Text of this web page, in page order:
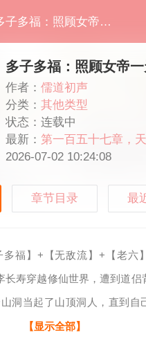
多子多福：照顾女帝一天修为涨一万
作者：儒道初声
分类：其他类型
状态：连载中
最新： 第一百五十七章，
魅！
2026-07-02 10:24:08
章节目录 最
多福】+【无敌流】+【老六
长寿穿越修仙世界，遭到道侣
洞当起了山顶洞人，直到自
股幽香，一名仙女从天而降。
【显示全部】